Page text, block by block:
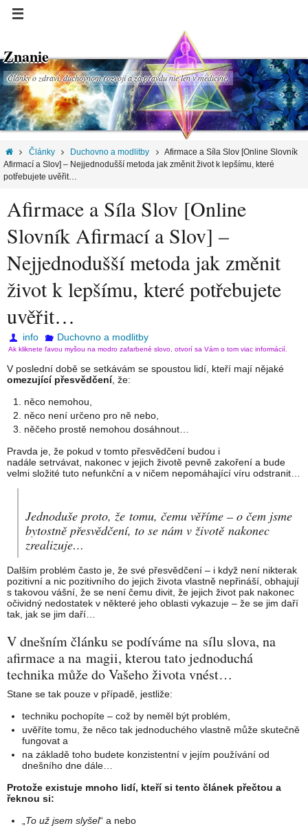
Znanie
Články o zdraví, duchovnom rozvoji a za pravdu nie len v medicíne.
Články Duchovno a modlitby
Afirmace a Síla Slov [Online Slovník
Afirmací a Slov] – Nejjednodušší metoda jak změnit život k lepšímu, které
potřebujete uvěřit…
Afirmace a Síla Slov [Online
Slovník Afirmací a Slov] –
Nejjednodušší metoda jak změnit
život k lepšímu, které potřebujete
uvěřit…
info Duchovno a modlitby
Ak kliknete ľavou myšou na modro zafarbené slovo, otvorí sa Vám o tom viac informácií.
V poslední době se setkávám se spoustou lidí, kteří mají nějaké
omezující přesvědčení, že:
něco nemohou,
něco není určeno pro ně nebo,
něčeho prostě nemohou dosáhnout…
Pravda je, že pokud v tomto přesvědčení budou i
nadále setrvávat, nakonec v jejich životě pevně zakoření a bude
velmi složité tuto nefunkční a v ničem nepomáhající víru odstranit…
Jednoduše proto, že tomu, čemu věříme – o čem jsme
bytostně přesvědčení, to se nám v životě nakonec
zrealizuje…
Dalším problém často je, že své přesvědčení – i když není nikterak
pozitivní a nic pozitivního do jejich života vlastně nepřináší, obhajují
s takovou vášní, že se není čemu divit, že jejich život pak nakonec
očividný nedostatek v některé jeho oblasti vykazuje – že se jim daří
tak, jak se jim daří…
V dnešním článku se podíváme na sílu slova, na
afirmace a na magii, kterou tato jednoduchá
technika může do Vašeho života vnést…
Stane se tak pouze v případě, jestliže:
techniku pochopíte – což by neměl být problém,
uvěříte tomu, že něco tak jednoduchého vlastně může skutečně
fungovat a
na základě toho budete konzistentní v jejím používání od
dnešního dne dále…
Protože existuje mnoho lidí, kteří si tento článek přečtou a
řeknou si:
To už jsem slyšel“ a nebo